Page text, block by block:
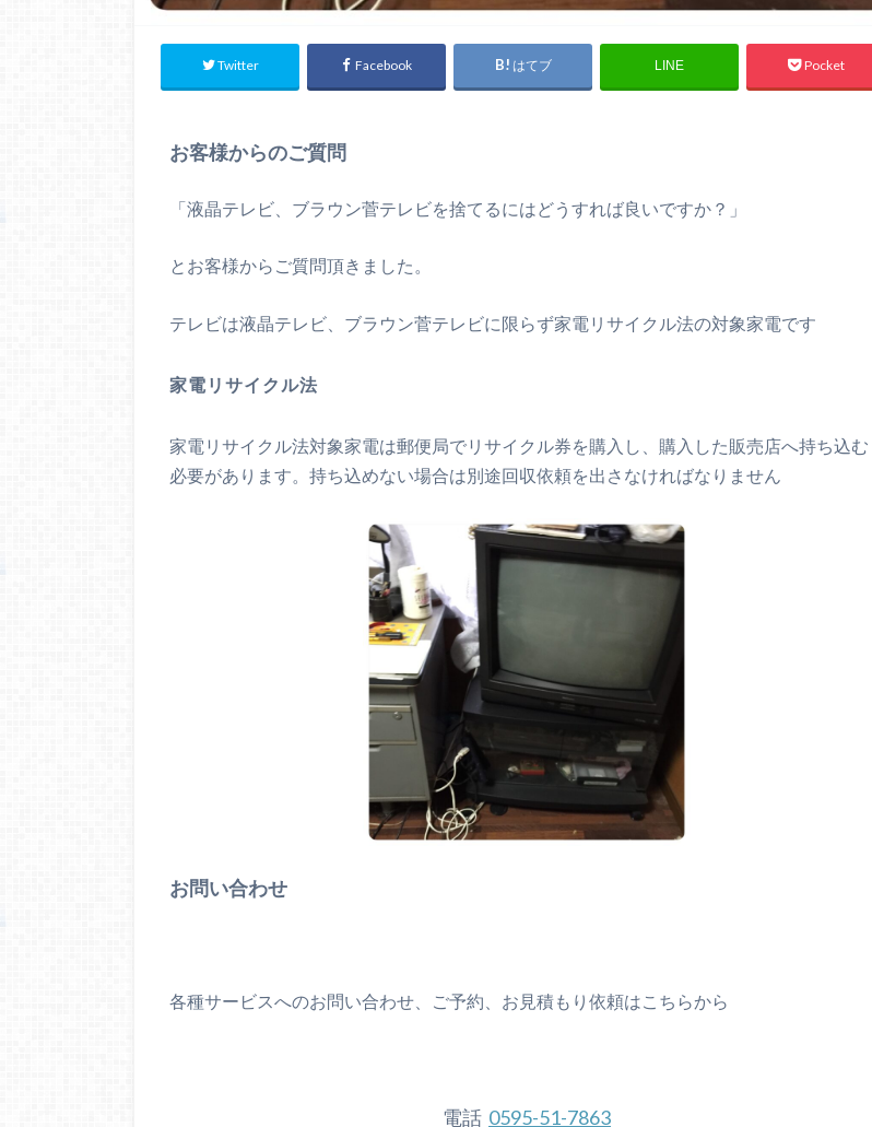
Twitter Facebook はてブ LINE Pocket
お客様からのご質問
「液晶テレビ、ブラウン菅テレビを捨てるにはどうすれば良いですか？」
とお客様からご質問頂きました。
テレビは液晶テレビ、ブラウン菅テレビに限らず家電リサイクル法の対象家電です
家電リサイクル法
家電リサイクル法対象家電は郵便局でリサイクル券を購入し、購入した販売店へ持ち込む
必要があります。持ち込めない場合は別途回収依頼を出さなければなりません
お問い合わせ
各種サービスへのお問い合わせ、ご予約、お見積もり依頼はこちらから
電話 0595-51-7863